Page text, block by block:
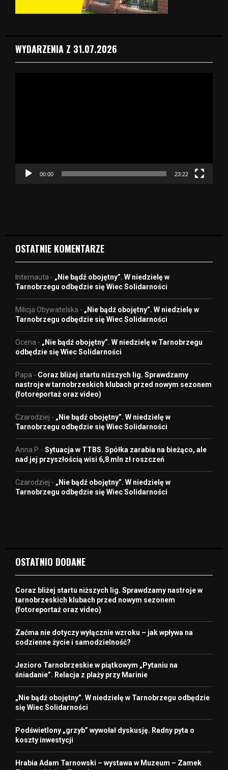
WYDARZENIA Z 31.07.2026
c
00:00 23:22
OSTATNIE KOMENTARZE
Internauta - „Nie bądź obojętny”. W niedzielę w
Tarnobrzegu odbędzie się Wiec Solidarności
Milicja Obywatelska - „Nie bądź obojętny”. W niedzielę w
Tarnobrzegu odbędzie się Wiec Solidarności
Ocena - „Nie bądź obojętny”. W niedzielę w Tarnobrzegu
odbędzie się Wiec Solidarności
Papa - Coraz bliżej startu niższych lig. Sprawdzamy
nastroje w tarnobrzeskich klubach przed nowym sezonem
(fotoreportaż oraz video)
Czarodziej - „Nie bądź obojętny”. W niedzielę w
Tarnobrzegu odbędzie się Wiec Solidarności
Anna P. - Sytuacja w TTBS. Spółka zarabia na bieżąco, ale
nad jej przyszłością wisi 6,8 mln zł roszczeń
Czarodziej - „Nie bądź obojętny”. W niedzielę w
Tarnobrzegu odbędzie się Wiec Solidarności
OSTATNIO DODANE
Coraz bliżej startu niższych lig. Sprawdzamy nastroje w
tarnobrzeskich klubach przed nowym sezonem
(fotoreportaż oraz video)
Zaćma nie dotyczy wyłącznie wzroku – jak wpływa na
codzienne życie i samodzielność?
Jezioro Tarnobrzeskie w piątkowym „Pytaniu na
śniadanie”. Relacja z plaży przy Marinie
„Nie bądź obojętny”. W niedzielę w Tarnobrzegu odbędzie
się Wiec Solidarności
Podświetlony „grzyb” wywołał dyskusję. Radny pyta o
koszty inwestycji
Hrabia Adam Tarnowski – wystawa w Muzeum – Zamek